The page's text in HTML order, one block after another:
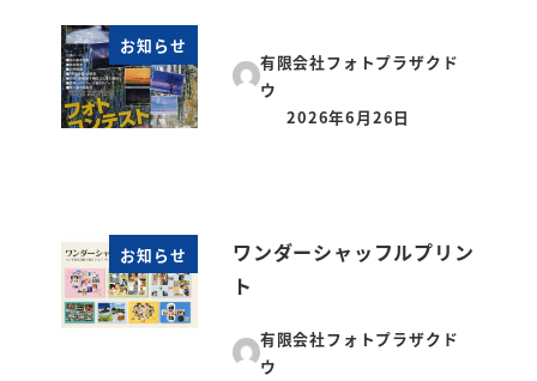
お知らせ
有限会社フォトプラザクド
ウ
投稿日
2026年6月26日
お知らせ
ワンダーシャッフルプリン
ト
有限会社フォトプラザクド
ウ